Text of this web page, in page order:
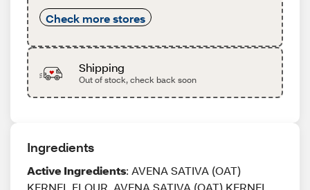
Check more stores
Shipping
Out of stock, check back soon
Ingredients
Active Ingredients: AVENA SATIVA (OAT)
KERNEL FLOUR, AVENA SATIVA (OAT) KERNEL